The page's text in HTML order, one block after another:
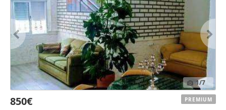
1/7
850€ PREMIUM